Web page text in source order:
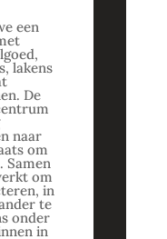
een
lakens
De
naar
om
Samen
om
in
te
onder
in